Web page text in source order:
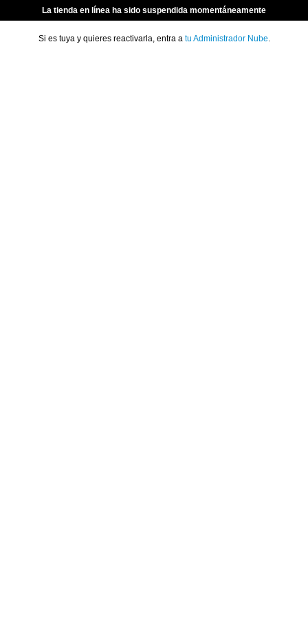
La tienda en línea ha sido suspendida momentáneamente
Si es tuya y quieres reactivarla, entra a tu Administrador Nube.